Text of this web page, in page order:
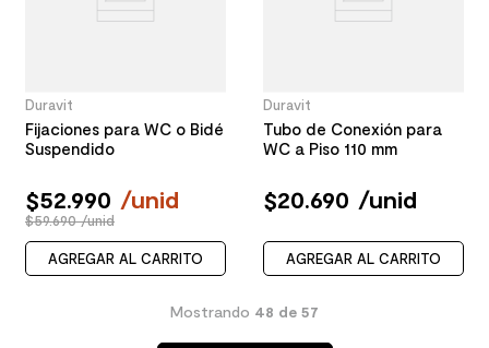
Duravit
Fijaciones para WC o Bidé
Suspendido
$52.990 /unid
$59.690 /unid
AGREGAR AL CARRITO
Duravit
Tubo de Conexión para
WC a Piso 110 mm
$20.690 /unid
AGREGAR AL CARRITO
Mostrando 48 de 57